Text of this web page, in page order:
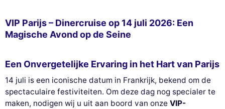
VIP Parijs – Dinercruise op 14 juli 2026: Een
Magische Avond op de Seine
Een Onvergetelijke Ervaring in het Hart van Parijs
14 juli is een iconische datum in Frankrijk, bekend om de
spectaculaire festiviteiten. Om deze dag nog specialer te
maken, nodigen wij u uit aan boord van onze VIP-